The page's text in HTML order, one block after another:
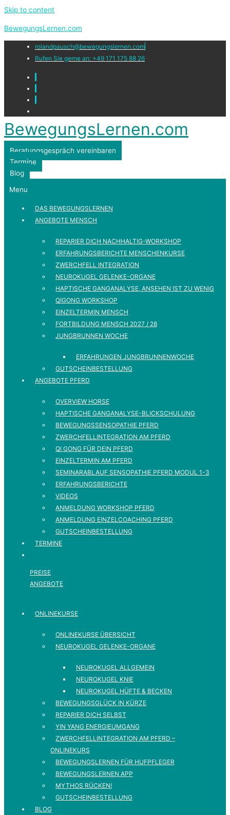
Skip to content
BewegungsLernen.com
rolandpausch@bewegungslernen.com
Rufen Sie gerne an: +49 171 175 88 26
BewegungsLernen.com
Beratungsgespräch vereinbaren
Termine
Blog
Menu
DAS BEWEGUNGSLERNEN
ANGEBOTE MENSCH
REPARIER DICH NACHHALTIG-WORKSHOP
ERFAHRUNGSBERICHTE MENSCHENKURSE
ZWERCHFELL INTEGRATION
NEUROKUGEL GELENKE-ORGANE
HAPTISCHE GANGANALYSE, ANSEHEN IST ZU WENIG
QIGONG WORKSHOP
EINZELTERMIN MENSCH
FORTBILDUNG MENSCH 2027 / 28
JUNGBRUNNEN WOCHE
ERFAHRUNGEN JUNGBRUNNENWOCHE
GUTSCHEINBESTELLUNG
ANGEBOTE PFERD
OVERVIEW HORSE
HAPTISCHE GANGANALYSE-BLICKSCHULUNG
BEWEGUNGSSENSOPATHIE PFERD
ZWERCHFELLINTEGRATION AM PFERD
QI GONG FÜR DEIN PFERD
EINZELTERMIN AM PFERD
SEMINARABLAUF SENSOPATHIE PFERD MODUL 1-3
ERFAHRUNGSBERICHTE
VIDEOS
ANMELDUNG WORKSHOP PFERD
ANMELDUNG EINZELCOACHING PFERD
GUTSCHEINBESTELLUNG
TERMINE
PREISE
ANGEBOTE
ONLINEKURSE
ONLINEKURSE ÜBERSICHT
NEUROKUGEL GELENKE-ORGANE
NEUROKUGEL ALLGEMEIN
NEUROKUGEL KNIE
NEUROKUGEL HÜFTE & BECKEN
BEWEGUNGSGLÜCK IN KÜRZE
REPARIER DICH SELBST
YIN YANG ENERGIEUMGANG
ZWERCHFELLINTEGRATION AM PFERD –
ONLINEKURS
BEWEGUNGSLERNEN FÜR HUFPFLEGER
BEWEGUNGSLERNEN APP
MYTHOS RÜCKEN!
GUTSCHEINBESTELLUNG
BLOG